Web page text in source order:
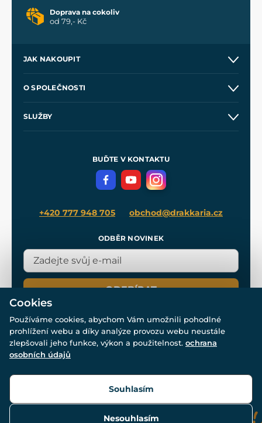
Doprava na cokoliv
od 79,- Kč
JAK NAKOUPIT
Velkoobchod
O SPOLEČNOSTI
SLUŽBY
Meče pro Kingdom Come
BUĎTE V KONTAKTU
+420 777 948 705 obchod@drakkaria.cz
ODBĚR NOVINEK
ODEBÍRAT
© Všechna práva vyhrazena. www.drakkaria.cz 2007-2026.
Cookies
Používáme cookies, abychom Vám umožnili pohodlné
prohlížení webu a díky analýze provozu webu neustále
zlepšovali jeho funkce, výkon a použitelnost. ochrana
osobních údajů
Nesouhlasím
Souhlasím